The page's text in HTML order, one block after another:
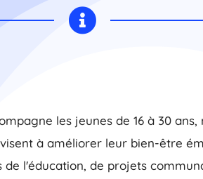

les jeunes de 16 à 30
à améliorer leur bien-être
l'éducation, de projets